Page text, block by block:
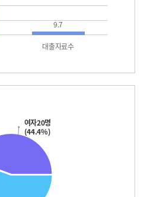
대출자료수
9.7
여자20명
(44.4%)